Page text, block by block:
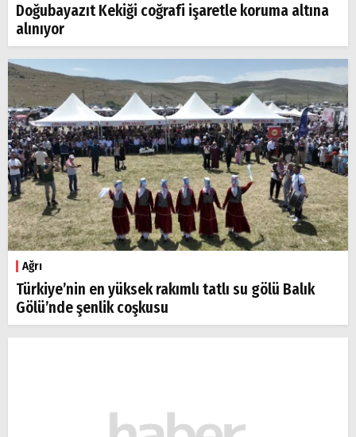
Doğubayazıt Kekiği coğrafi işaretle koruma altına
alınıyor
Ağrı
Türkiye’nin en yüksek rakımlı tatlı su gölü Balık
Gölü’nde şenlik coşkusu